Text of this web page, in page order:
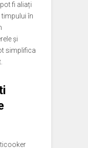
fi aliați
în
și
simplifica